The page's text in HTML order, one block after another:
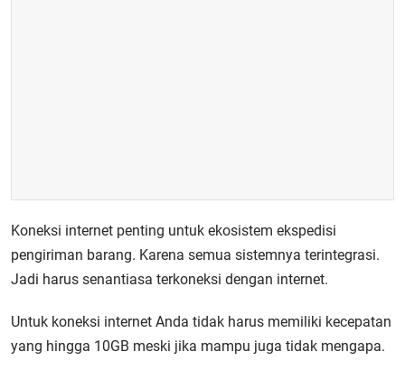
Koneksi internet penting untuk ekosistem ekspedisi
pengiriman barang. Karena semua sistemnya terintegrasi.
Jadi harus senantiasa terkoneksi dengan internet.
Untuk koneksi internet Anda tidak harus memiliki kecepatan
yang hingga 10GB meski jika mampu juga tidak mengapa.